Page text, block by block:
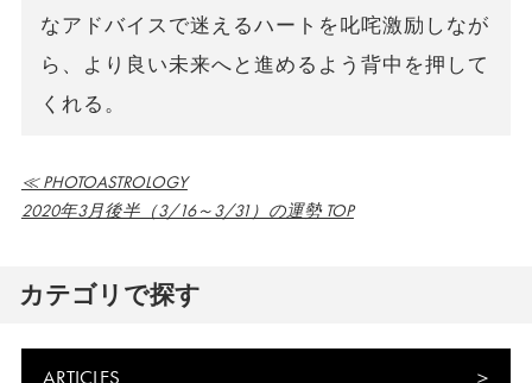
なアドバイスで迷えるハートを叱咤激励しなが
ら、より良い未来へと進めるよう背中を押して
くれる。
≪ PHOTOASTROLOGY
2020年3月後半（3/16～3/31）の運勢 TOP
カテゴリで探す
ARTICLES